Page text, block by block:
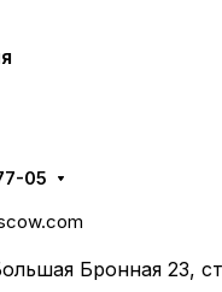
05
Бронная 23,